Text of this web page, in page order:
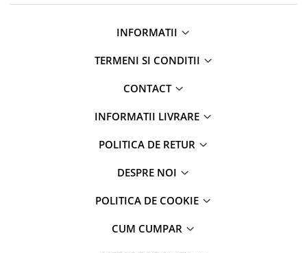
INFORMATII
TERMENI SI CONDITII
CONTACT
INFORMATII LIVRARE
POLITICA DE RETUR
DESPRE NOI
POLITICA DE COOKIE
CUM CUMPAR